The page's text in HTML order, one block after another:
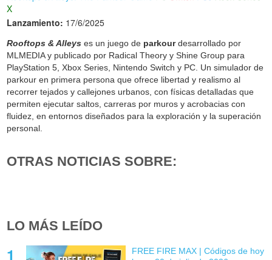
X
Lanzamiento: 17/6/2025
Rooftops & Alleys es un juego de parkourdesarrollado por
MLMEDIA y publicado por Radical Theory y Shine Group para
PlayStation 5, Xbox Series, Nintendo Switch y PC. Un simulador de
parkour en primera persona que ofrece libertad y realismo al
recorrer tejados y callejones urbanos, con físicas detalladas que
permiten ejecutar saltos, carreras por muros y acrobacias con
fluidez, en entornos diseñados para la exploración y la superación
personal.
OTRAS NOTICIAS SOBRE:
LO MÁS LEÍDO
FREE FIRE MAX | Códigos de hoy